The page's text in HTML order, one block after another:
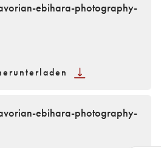
ebihara-photography-
ebihara-photography-